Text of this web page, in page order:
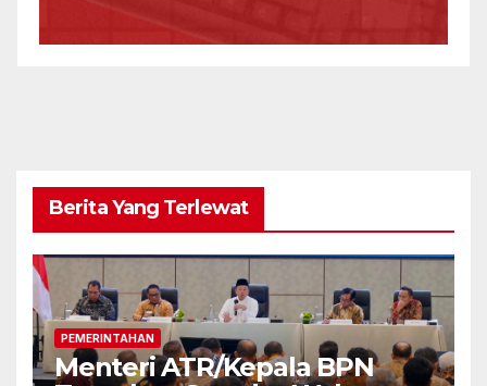
Berita Yang Terlewat
PEMERINTAHAN
Menteri ATR/Kepala BPN